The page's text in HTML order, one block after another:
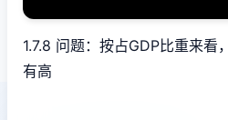
1.7.8 问题：按占GDP比重来看
有高